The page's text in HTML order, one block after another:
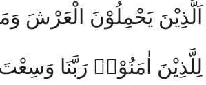
اَلَّذِيْنَ يَحْمِلُوْنَ الْعَرْشَ
لِلَّذِيْنَ اٰمَنُوْاۚ رَبَّنَا